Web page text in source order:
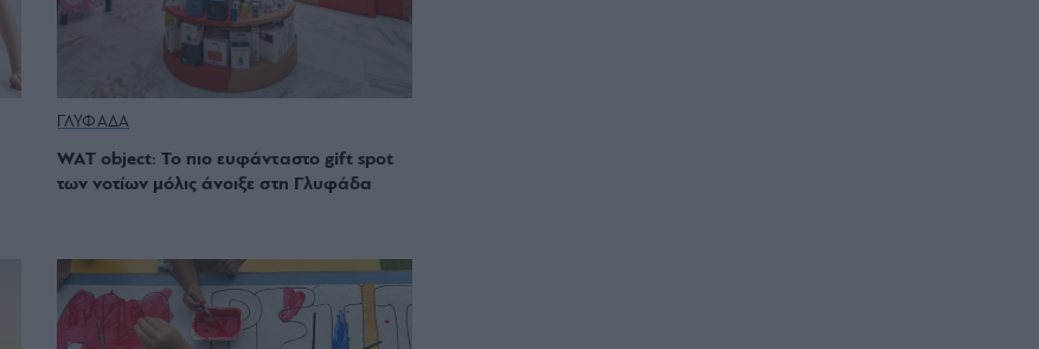
ΓΛΥΦΑΔΑ
WAT object: Το πιο ευφάνταστο gift spot
των νοτίων μόλις άνοιξε στη Γλυφάδα